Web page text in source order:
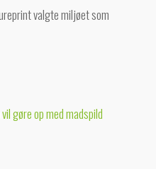
valgte miljøet som
gøre op med madspild